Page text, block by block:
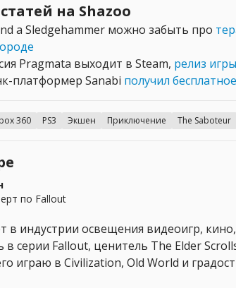
на Shazoo
a Sledgehammer можно забыть про
Pragmata выходит в Steam, релиз
платформер Sanabi получил
360 PS3 Экшен Приключение The Saboteur
по Fallout
в индустрии освещения видеоигр,
в серии Fallout, ценитель The Elder
играю в Civilization, Old World и